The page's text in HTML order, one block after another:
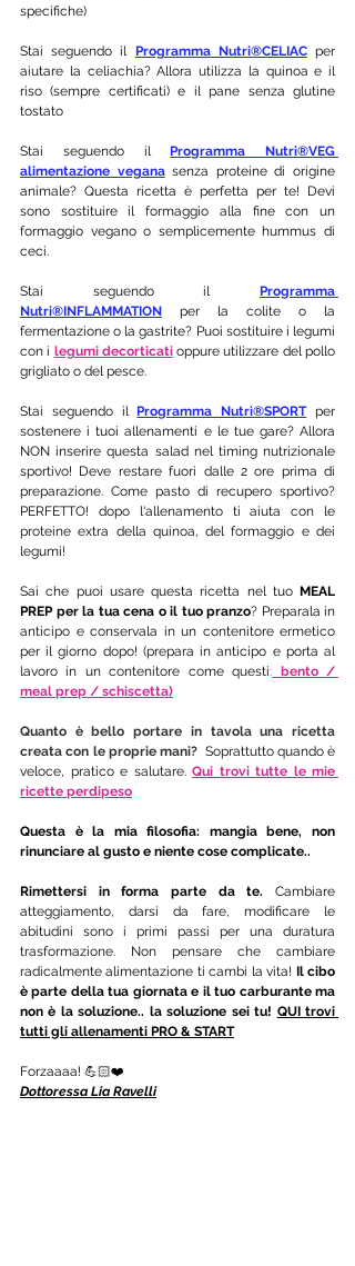
specifiche)
Stai seguendo il Programma Nutri®CELIAC per
aiutare la celiachia? Allora utilizza la quinoa e il
riso (sempre certificati) e il pane senza glutine
tostato
Stai seguendo il Programma Nutri®VEG
alimentazione vegana senza proteine di origine
animale? Questa ricetta è perfetta per te! Devi
sono sostituire il formaggio alla fine con un
formaggio vegano o semplicemente hummus di
ceci.
Stai seguendo il Programma
Nutri®INFLAMMATION
per la colite o la
fermentazione o la gastrite? Puoi sostituire i legumi
con i legumi decorticati oppure utilizzare del pollo
grigliato o del pesce.
Stai seguendo il Programma Nutri®SPORT per
sostenere i tuoi allenamenti e le tue gare? Allora
NON inserire questa salad nel timing nutrizionale
sportivo! Deve restare fuori dalle 2 ore prima di
preparazione. Come pasto di recupero sportivo?
PERFETTO! dopo l'allenamento ti aiuta con le
proteine extra della quinoa, del formaggio e dei
legumi!
Sai che puoi usare questa ricetta nel tuo MEAL
PREP per la tua cena o il tuo pranzo? Preparala in
anticipo e conservala in un contenitore ermetico
per il giorno dopo! (prepara in anticipo e porta al
lavoro in un contenitore come questi: bento /
meal prep / schiscetta)
Quanto è bello portare in tavola una ricetta
creata con le proprie mani? Soprattutto quando è
veloce, pratico e salutare. Qui trovi tutte le mie
ricette perdipeso
Questa è la mia filosofia: mangia bene, non
rinunciare al gusto e niente cose complicate..
Rimettersi in forma parte da te. Cambiare
atteggiamento, darsi da fare, modificare le
abitudini sono i primi passi per una duratura
trasformazione. Non pensare che cambiare
radicalmente alimentazione ti cambi la vita! Il cibo
è parte della tua giornata e il tuo carburante ma
non è la soluzione.. la soluzione sei tu! QUI trovi
tutti gli allenamenti PRO & START
Forzaaaa! 💪🏻❤️
Dottoressa Lia Ravelli